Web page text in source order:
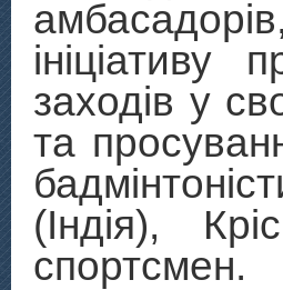
ініціативу
заходів у
та
(Індія),
спортсмен.